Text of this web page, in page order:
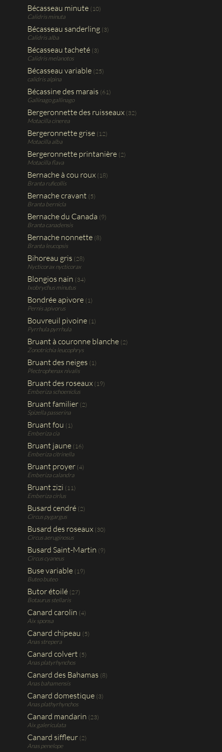
Bécasseau minute (10)
Calidris minuta
Bécasseau sanderling (3)
Calidris alba
Bécasseau tacheté (3)
Calidris melanotos
Bécasseau variable (25)
calidris alpina
Bécassine des marais (61)
Gallinago gallinago
Bergeronnette des ruisseaux (32)
Motacilla cinerea
Bergeronnette grise (12)
Motacilla alba
Bergeronnette printanière (2)
Motacilla flava
Bernache à cou roux (18)
Branta ruficollis
Bernache cravant (5)
Branta bernicla
Bernache du Canada (9)
Branta canadensis
Bernache nonnette (8)
Branta leucopsis
Bihoreau gris (28)
Nycticorax nycticorax
Blongios nain (34)
Ixobrychus minutus
Bondrée apivore (1)
Pernis apivorus
Bouvreuil pivoine (1)
Pyrrhula pyrrhula
Bruant à couronne blanche (2)
Zonotrichia leucophrys
Bruant des neiges (1)
Plectrophenax nivalis
Bruant des roseaux (19)
Emberiza schoeniclus
Bruant familier (2)
Spizella passerina
Bruant fou (1)
Emberiza cia
Bruant jaune (16)
Emberiza citrinella
Bruant proyer (4)
Emberiza calandra
Bruant zizi (11)
Emberiza cirlus
Busard cendré (2)
Circus pygargus
Busard des roseaux (30)
Circus aeruginosus
Busard Saint-Martin (9)
Circus cyaneus
Buse variable (19)
Buteo buteo
Butor étoilé (27)
Botaurus stellaris
Canard carolin (4)
Aix sponsa
Canard chipeau (5)
Anas strepera
Canard colvert (5)
Anas platyrhynchos
Canard des Bahamas (8)
Anas bahamensis
Canard domestique (3)
Anas plathyrhynchos
Canard mandarin (23)
Aix galericulata
Canard siffleur (2)
Anas penelope